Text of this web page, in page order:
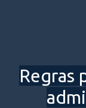
Regras